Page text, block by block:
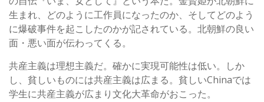
生まれ、どのように工作員になったのか、そしてどのよう
に爆破事件を起こしたのかが記されている。北朝鮮の良い
面・悪い面が伝わってくる。
共産主義は理想主義だ。確かに実現可能性は低い。しか
し、貧しいものには共産主義は広まる。貧しいChinaでは
学生に共産主義が広まり文化大革命がおこった。